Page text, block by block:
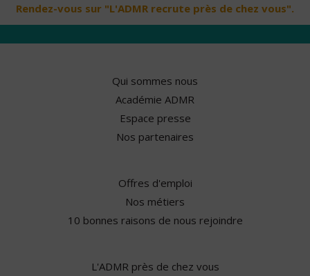
Rendez-vous sur "L'ADMR recrute près de chez vous".
Qui sommes nous
Académie ADMR
Espace presse
Nos partenaires
Offres d'emploi
Nos métiers
10 bonnes raisons de nous rejoindre
L'ADMR près de chez vous